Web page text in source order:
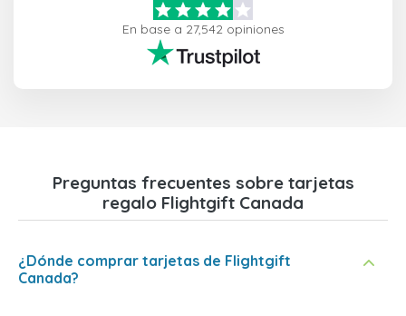
En base a 27,542 opiniones
Preguntas frecuentes sobre tarjetas
regalo Flightgift Canada
¿Dónde comprar tarjetas de Flightgift
Canada?